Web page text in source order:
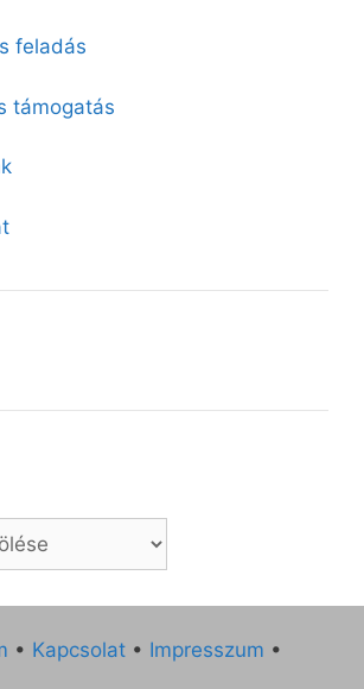
feladás
támogatás
• Kapcsolat • Impresszum •